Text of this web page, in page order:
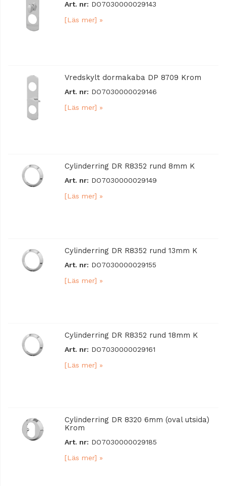
Art. nr: DO7030000029143
[Läs mer] »
Vredskylt dormakaba DP 8709 Krom
Art. nr: DO7030000029146
[Läs mer] »
Cylinderring DR R8352 rund 8mm K
Art. nr: DO7030000029149
[Läs mer] »
Cylinderring DR R8352 rund 13mm K
Art. nr: DO7030000029155
[Läs mer] »
Cylinderring DR R8352 rund 18mm K
Art. nr: DO7030000029161
[Läs mer] »
Cylinderring DR 8320 6mm (oval utsida)
Krom
Art. nr: DO7030000029185
[Läs mer] »